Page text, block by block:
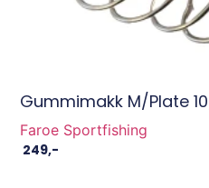
Gummimakk M/plate
Faroe Sportfishing
249,-